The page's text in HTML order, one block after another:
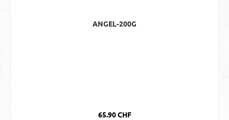
ANGEL-200G
Regulärer Preis:
65.90 CHF